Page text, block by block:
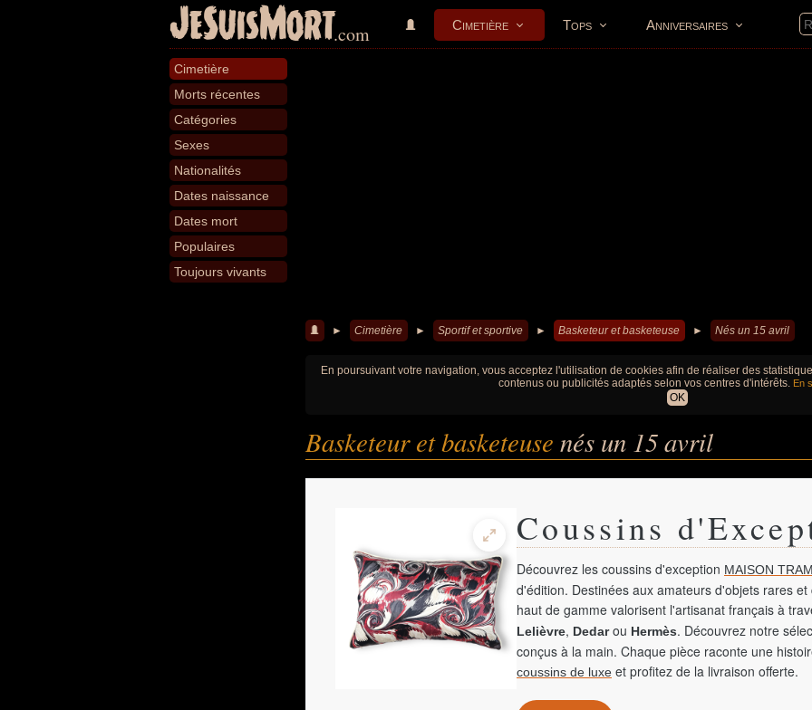
JeSuisMort.com Cimetière Tops Anniversaires
Cimetière
Morts récentes
Catégories
Sexes
Nationalités
Dates naissance
Dates mort
Populaires
Toujours vivants
► Cimetière ► Sportif et sportive ► Basketeur et basketeuse ► Nés un 15 avril
En poursuivant votre navigation, vous acceptez l'utilisation de cookies afin de réaliser des
contenus ou publicités adaptés selon vos centres d'intérêts. En
OK
Basketeur et basketeuse nés un 15 avril
Coussins
Découvrez les coussins d'exception MAISON
d'édition. Destinées aux amateurs d'objets rares
haut de gamme valorisent l'artisanat français à
Lelièvre, Dedarou Hermès. Découvrez notre
conçus à la main. Chaque pièce raconte une
coussins de luxe et profitez de la livraison offerte.